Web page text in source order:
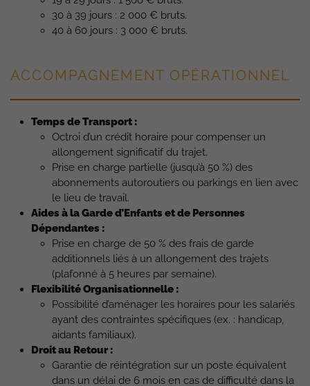
30 à 39 jours : 2 000 € bruts.
40 à 60 jours : 3 000 € bruts.
ACCOMPAGNEMENT OPÉRATIONNEL
Temps de Transport :
Octroi d’un crédit horaire pour compenser un
allongement significatif du trajet.
Prise en charge partielle (jusqu’à 50 %) des
abonnements autoroutiers ou parkings en lien avec
le lieu de travail.
Aides à la Garde d’Enfants et de Personnes
Dépendantes :
Prise en charge de 50 % des frais de garde
additionnels liés à un allongement des trajets
(plafonné à 5 heures par semaine).
Flexibilité Organisationnelle :
Possibilité d’aménager les horaires pour les salariés
ayant des contraintes spécifiques (ex. : handicap,
aidants familiaux).
Droit au Retour :
Garantie de réintégration sur un poste équivalent
dans un délai de 6 mois en cas de difficulté dans la